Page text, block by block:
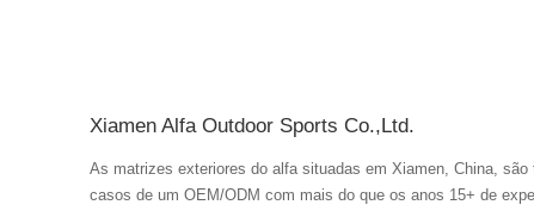
Xiamen Alfa Outdoor Sports Co.,Ltd.
As matrizes exteriores do alfa situadas em Xiamen, China,
casos de um OEM/ODM com mais do que os anos 15+ de experiência de